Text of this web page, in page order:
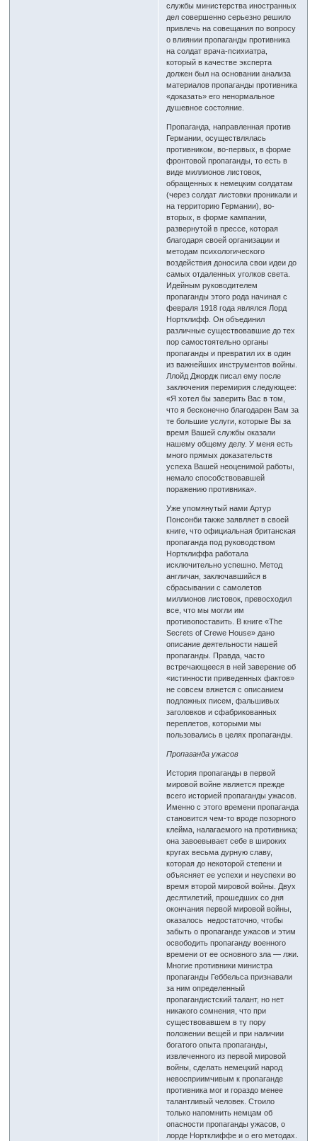
службы министерства иностранных
дел совершенно серьезно решило
привлечь на совещания по вопросу
о влиянии пропаганды противника
на солдат врача-психиатра,
который в качестве эксперта
должен был на основании анализа
материалов пропаганды противника
«доказать» его ненормальное
душевное состояние.
Пропаганда, направленная против
Германии, осуществлялась
противником, во-первых, в форме
фронтовой пропаганды, то есть в
виде миллионов листовок,
обращенных к немецким солдатам
(через солдат листовки проникали и
на территорию Германии), во-
вторых, в форме кампании,
развернутой в прессе, которая
благодаря своей организации и
методам психологического
воздействия доносила свои идеи до
самых отдаленных уголков света.
Идейным руководителем
пропаганды этого рода начиная с
февраля 1918 года являлся Лорд
Нортклифф. Он объединил
различные существовавшие до тех
пор самостоятельно органы
пропаганды и превратил их в один
из важнейших инструментов войны.
Ллойд Джордж писал ему после
заключения перемирия следующее:
«Я хотел бы заверить Вас в том,
что я бесконечно благодарен Вам за
те большие услуги, которые Вы за
время Вашей службы оказали
нашему общему делу. У меня есть
много прямых доказательств
успеха Вашей неоценимой работы,
немало способствовавшей
поражению противника».
Уже упомянутый нами Артур
Понсонби также заявляет в своей
книге, что официальная британская
пропаганда под руководством
Нортклиффа работала
исключительно успешно. Метод
англичан, заключавшийся в
сбрасывании с самолетов
миллионов листовок, превосходил
все, что мы могли им
противопоставить. В книге «The
Secrets of Crewe House» дано
описание деятельности нашей
пропаганды. Правда, часто
встречающееся в ней заверение об
«истинности приведенных фактов»
не совсем вяжется с описанием
подложных писем, фальшивых
заголовков и сфабрикованных
переплетов, которыми мы
пользовались в целях пропаганды.
Пропаганда ужасов
История пропаганды в первой
мировой войне является прежде
всего историей пропаганды ужасов.
Именно с этого времени пропаганда
становится чем-то вроде позорного
клейма, налагаемого на противника;
она завоевывает себе в широких
кругах весьма дурную славу,
которая до некоторой степени и
объясняет ее успехи и неуспехи во
время второй мировой войны. Двух
десятилетий, прошедших со дня
окончания первой мировой войны,
оказалось недостаточно, чтобы
забыть о пропаганде ужасов и этим
освободить пропаганду военного
времени от ее основного зла — лжи.
Многие противники министра
пропаганды Геббельса признавали
за ним определенный
пропагандистский талант, но нет
никакого сомнения, что при
существовавшем в ту пору
положении вещей и при наличии
богатого опыта пропаганды,
извлеченного из первой мировой
войны, сделать немецкий народ
невосприимчивым к пропаганде
противника мог и гораздо менее
талантливый человек. Стоило
только напомнить немцам об
опасности пропаганды ужасов, о
лорде Нортклиффе и о его методах.